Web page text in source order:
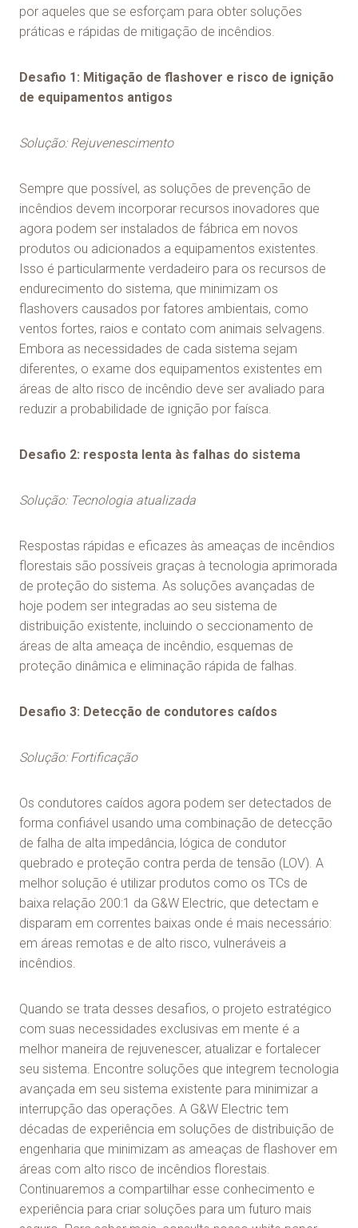
por aqueles que se esforçam para obter soluções
práticas e rápidas de mitigação de incêndios.
Desafio 1: Mitigação de flashover e risco de ignição
de equipamentos antigos
Solução: Rejuvenescimento
Sempre que possível, as soluções de prevenção de
incêndios devem incorporar recursos inovadores que
agora podem ser instalados de fábrica em novos
produtos ou adicionados a equipamentos existentes.
Isso é particularmente verdadeiro para os recursos de
endurecimento do sistema, que minimizam os
flashovers causados por fatores ambientais, como
ventos fortes, raios e contato com animais selvagens.
Embora as necessidades de cada sistema sejam
diferentes, o exame dos equipamentos existentes em
áreas de alto risco de incêndio deve ser avaliado para
reduzir a probabilidade de ignição por faísca.
Desafio 2: resposta lenta às falhas do sistema
Solução: Tecnologia atualizada
Respostas rápidas e eficazes às ameaças de incêndios
florestais são possíveis graças à tecnologia aprimorada
de proteção do sistema. As soluções avançadas de
hoje podem ser integradas ao seu sistema de
distribuição existente, incluindo o seccionamento de
áreas de alta ameaça de incêndio, esquemas de
proteção dinâmica e eliminação rápida de falhas.
Desafio 3: Detecção de condutores caídos
Solução: Fortificação
Os condutores caídos agora podem ser detectados de
forma confiável usando uma combinação de detecção
de falha de alta impedância, lógica de condutor
quebrado e proteção contra perda de tensão (LOV). A
melhor solução é utilizar produtos como os TCs de
baixa relação 200:1 da G&W Electric, que detectam e
disparam em correntes baixas onde é mais necessário:
em áreas remotas e de alto risco, vulneráveis a
incêndios.
Quando se trata desses desafios, o projeto estratégico
com suas necessidades exclusivas em mente é a
melhor maneira de rejuvenescer, atualizar e fortalecer
seu sistema. Encontre soluções que integrem tecnologia
avançada em seu sistema existente para minimizar a
interrupção das operações. A G&W Electric tem
décadas de experiência em soluções de distribuição de
engenharia que minimizam as ameaças de flashover em
áreas com alto risco de incêndios florestais.
Continuaremos a compartilhar esse conhecimento e
experiência para criar soluções para um futuro mais